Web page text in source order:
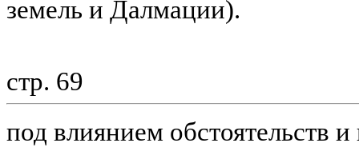
земель и Далмации).
стр. 69
под влиянием обстоятельств